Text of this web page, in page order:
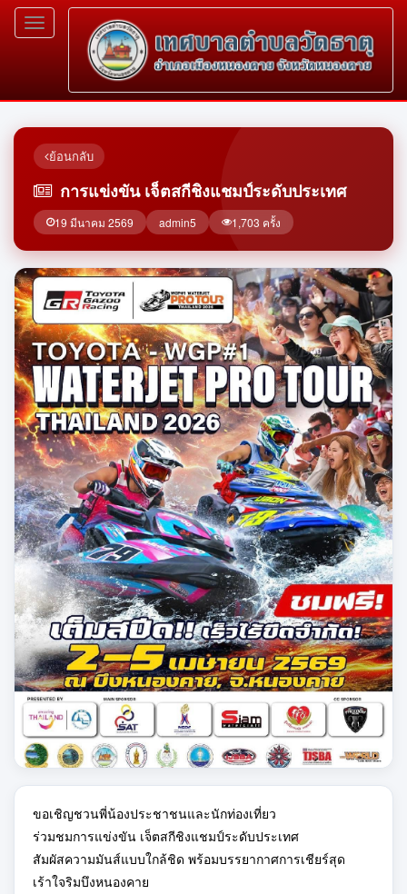
Toggle
navigation
ย้อนกลับ
การแข่งขัน เจ็ตสกีชิงแชมป์ระดับประเทศ
19 มีนาคม 2569 admin5 1,703 ครั้ง
ขอเชิญชวนพี่น้องประชาชนและนักท่องเที่ยว
ร่วมชมการแข่งขัน เจ็ตสกีชิงแชมป์ระดับประเทศ
สัมผัสความมันส์แบบใกล้ชิด พร้อมบรรยากาศการเชียร์สุด
เร้าใจริมบึงหนองคาย